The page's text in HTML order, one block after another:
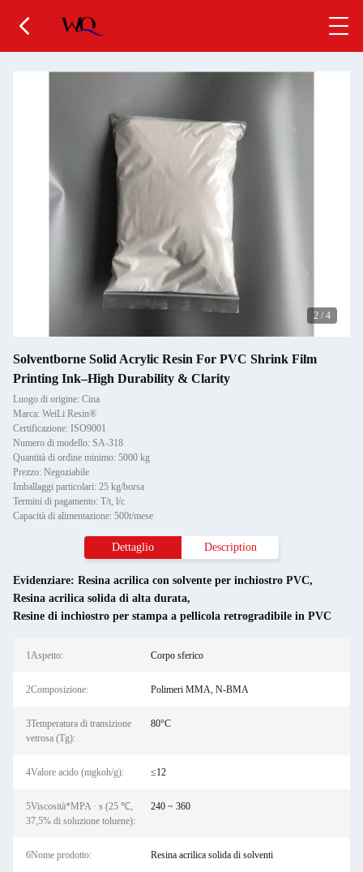
2 / 4
Solventborne Solid Acrylic Resin For PVC Shrink Film
Printing Ink–High Durability & Clarity
Luogo di origine: Cina
Marca: WeiLi Resin®
Certificazione: ISO9001
Numero di modello: SA-318
Quantità di ordine minimo: 5000 kg
Prezzo: Negoziabile
Imballaggi particolari: 25 kg/borsa
Termini di pagamento: T/t, l/c
Capacità di alimentazione: 500t/mese
Dettaglio Description
Evidenziare: Resina acrilica con solvente per inchiostro PVC,
Resina acrilica solida di alta durata,
Resine di inchiostro per stampa a pellicola retrogradibile in PVC
1Aspetto: Corpo sferico
2Composizione: Polimeri MMA, N-BMA
3Temperatura di transizione
vetrosa (Tg):
80°C
4Valore acido (mgkoh/g): ≤12
5Viscosità*MPA · s (25 ℃,
37,5% di soluzione toluene):
240 ~ 360
6Nome prodotto: Resina acrilica solida di solventi